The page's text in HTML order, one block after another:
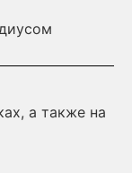
а также на